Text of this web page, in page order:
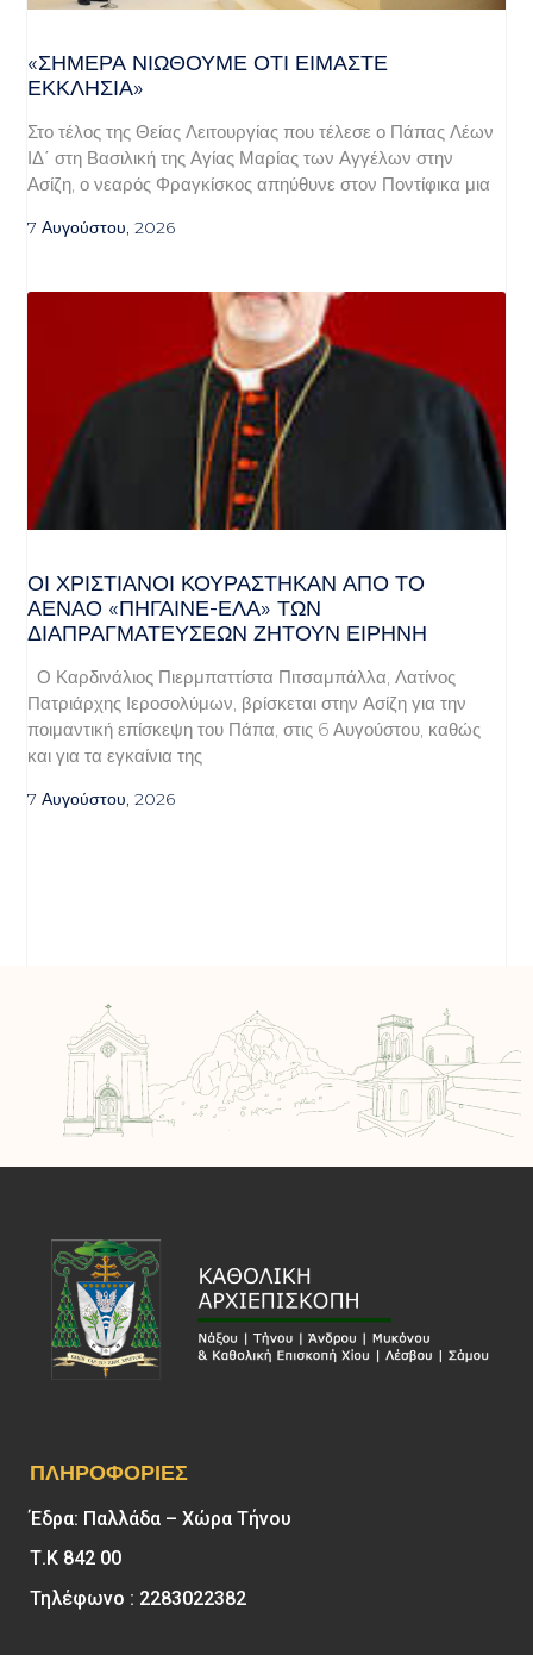
«ΣΉΜΕΡΑ ΝΙΏΘΟΥΜΕ ΌΤΙ ΕΊΜΑΣΤΕ
ΕΚΚΛΗΣΊΑ»
Στο τέλος της Θείας Λειτουργίας που τέλεσε ο Πάπας Λέων
ΙΔ΄ στη Βασιλική της Αγίας Μαρίας των Αγγέλων στην
Ασίζη, ο νεαρός Φραγκίσκος απηύθυνε στον Ποντίφικα μια
7 Αυγούστου, 2026
ΟΙ ΧΡΙΣΤΙΑΝΟΊ ΚΟΥΡΆΣΤΗΚΑΝ ΑΠΌ ΤΟ
ΑΈΝΑΟ «ΠΉΓΑΙΝΕ-ΈΛΑ» ΤΩΝ
ΔΙΑΠΡΑΓΜΑΤΕΎΣΕΩΝ ΖΗΤΟΎΝ ΕΙΡΉΝΗ
Ο Καρδινάλιος Πιερμπαττίστα Πιτσαμπάλλα, Λατίνος
Πατριάρχης Ιεροσολύμων, βρίσκεται στην Ασίζη για την
ποιμαντική επίσκεψη του Πάπα, στις 6 Αυγούστου, καθώς
και για τα εγκαίνια της
7 Αυγούστου, 2026
ΠΛΗΡΟΦΟΡΊΕΣ
Έδρα: Παλλάδα – Χώρα Τήνου
Τ.Κ 842 00
Τηλέφωνο : 2283022382